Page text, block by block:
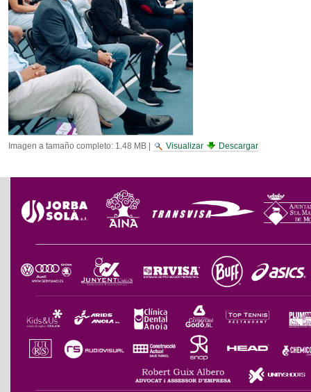
Imagen a tamaño completo: 1.48 MB| Visualizar Descargar